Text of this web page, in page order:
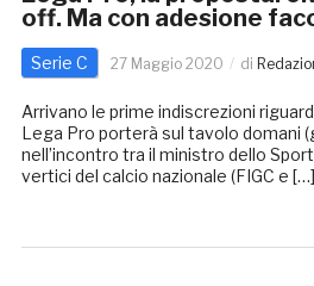
off. Ma con adesione
Serie C 27 Maggio 2020 di
Arrivano le prime indiscrezioni
Lega Pro porterà sul tavolo domani
nell’incontro tra il ministro dello
vertici del calcio nazionale (FIGC e […]